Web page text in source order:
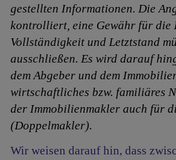
gestellten Informationen. Die
kontrolliert, eine Gewähr für die
Vollständigkeit und Letztstand
ausschließen. Es wird darauf
dem Abgeber und dem
wirtschaftliches bzw. familiäres
der Immobilienmakler auch für
(Doppelmakler).
Wir weisen darauf hin, dass